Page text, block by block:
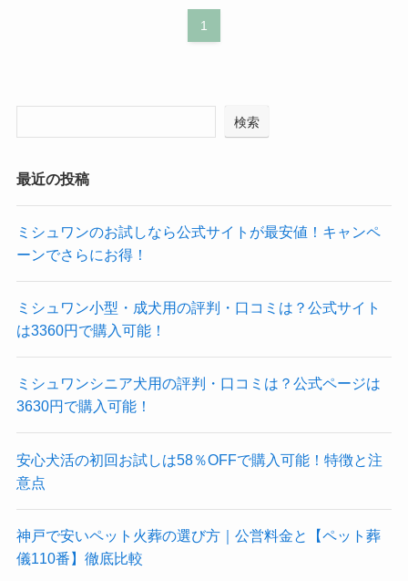
1
検索
最近の投稿
ミシュワンのお試しなら公式サイトが最安値！キャンペ
ーンでさらにお得！
ミシュワン小型・成犬用の評判・口コミは？公式サイト
は3360円で購入可能！
ミシュワンシニア犬用の評判・口コミは？公式ページは
3630円で購入可能！
安心犬活の初回お試しは58％OFFで購入可能！特徴と注
意点
神戸で安いペット火葬の選び方｜公営料金と【ペット葬
儀110番】徹底比較